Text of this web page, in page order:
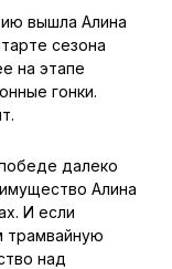
вышла Алина
сезона
на этапе
гонки.
далеко
Алина
И если
трамвайную
над